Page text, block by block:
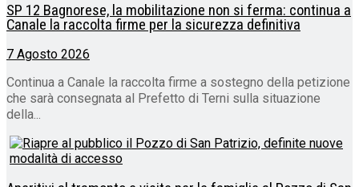
SP 12 Bagnorese, la mobilitazione non si ferma: continua a
Canale la raccolta firme per la sicurezza definitiva
7 Agosto 2026
Continua a Canale la raccolta firme a sostegno della petizione
che sarà consegnata al Prefetto di Terni sulla situazione
della...